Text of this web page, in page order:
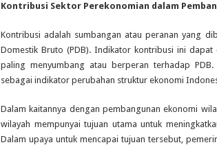
Kontribusi Sektor Perekonomian dalam
Kontribusi adalah sumbangan atau peranan yang
Domestik Bruto (PDB). Indikator kontribusi ini
paling menyumbang atau berperan terhadap
sebagai indikator perubahan struktur ekonomi
Dalam kaitannya dengan pembangunan ekonomi
wilayah mempunyai tujuan utama untuk
Dalam upaya untuk mencapai tujuan tersebut,